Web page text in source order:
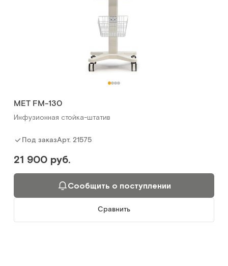
МЕТ FM-130
Инфузионная стойка-штатив
Под заказАрт. 21575
21 900 руб.
Сообщить о поступлении
Сравнить